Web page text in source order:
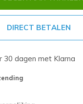
DIRECT BETALEN
30 dagen met Klarna